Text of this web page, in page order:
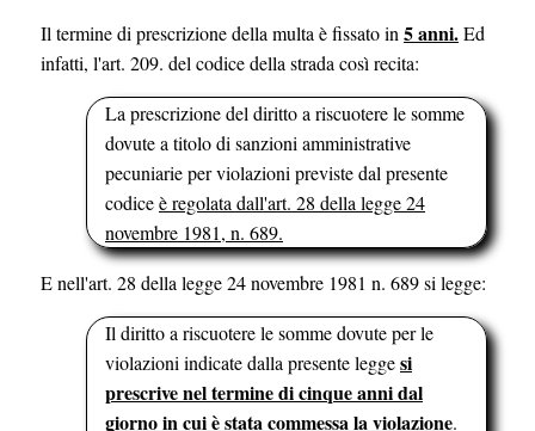
Il termine di prescrizione della multa è fissato in 5 anni.Ed
infatti, l'art. 209. del codice della strada così recita:
La prescrizione del diritto a riscuotere le somme
dovute a titolo di sanzioni amministrative
pecuniarie per violazioni previste dal presente
codiceè regolata dall'art. 28 della legge 24
novembre 1981, n. 689.
E nell'art. 28 della legge 24 novembre 1981 n. 689 si legge:
Il diritto a riscuotere le somme dovute per le
violazioni indicate dalla presente leggesi
prescrive nel termine di cinque anni dal
giorno in cui è stata commessa la violazione.